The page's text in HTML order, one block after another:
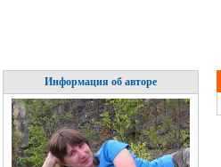
Информация об авторе